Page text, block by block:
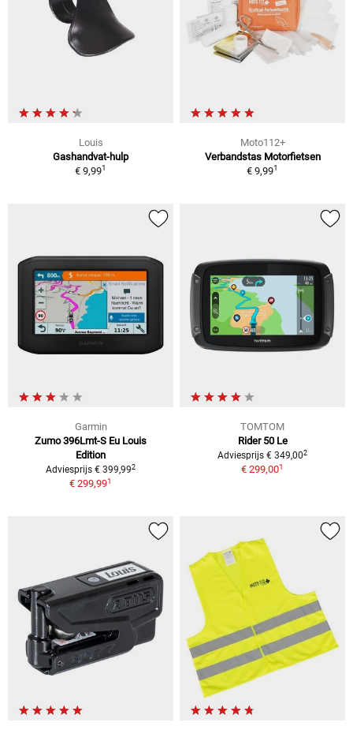
Louis
Gashandvat-hulp
€ 9,991
Moto112+
Verbandstas Motorfietsen
€ 9,991
Garmin
Zumo 396Lmt-S Eu Louis
Edition
Adviesprijs € 399,992
€ 299,991
TOMTOM
Rider 50 Le
Adviesprijs € 349,002
€ 299,001